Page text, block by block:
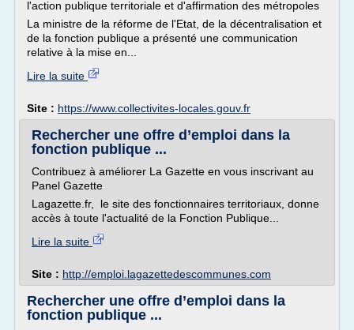
l'action publique territoriale et d'affirmation des métropoles
La ministre de la réforme de l'Etat, de la décentralisation et
de la fonction publique a présenté une communication
relative à la mise en...
Lire la suite
Site : https://www.collectivites-locales.gouv.fr
Rechercher une offre d’emploi dans la
fonction publique ...
Contribuez à améliorer La Gazette en vous inscrivant au
Panel Gazette
Lagazette.fr, le site des fonctionnaires territoriaux, donne
accès à toute l'actualité de la Fonction Publique...
Lire la suite
Site : http://emploi.lagazettedescommunes.com
Rechercher une offre d’emploi dans la
fonction publique ...